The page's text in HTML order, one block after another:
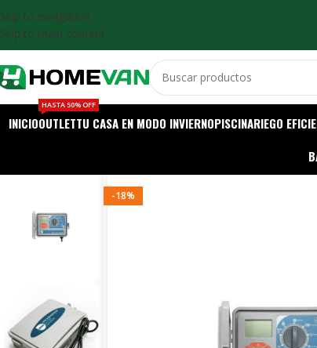
Skip to navigation
Skip to main content
INICIOOUTLET
HASTA 50% OFF
TU CASA EN MODO INVIERNOPISCINARIEGO
-18%